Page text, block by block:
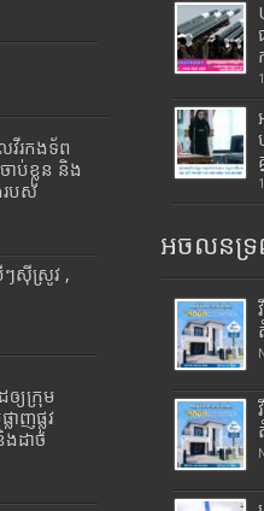
វីរកងទ័ព
ាប់ខ្លួន និង
របស់
ៗស៊ីស្រូវ ,
ឲ្យក្រុម
ាញផ្លូវ
ដាច់
អចលនទ្រ